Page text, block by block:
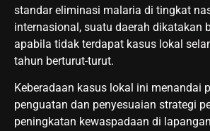
standar eliminasi malaria di tingkat
internasional, suatu daerah dikatakan
apabila tidak terdapat kasus lokal
tahun berturut-turut.
Keberadaan kasus lokal ini menandai
penguatan dan penyesuaian strategi
peningkatan kewaspadaan di